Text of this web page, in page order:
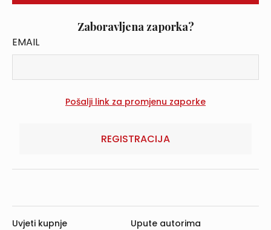
Zaboravljena zaporka?
EMAIL
REGISTRACIJA
Uvjeti kupnje Upute autorima